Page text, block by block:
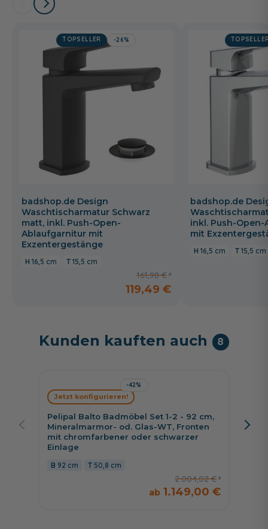
TOPSELLER -26%
badshop.de Design
Waschtischarmatur Schwarz
matt, inkl. Push-Open-
Ablaufgarnitur mit
Exzentergestänge
16,5 cm 15,5 cm
161,98 €
119,49 €
badshop.de
inkl. Push-
mit
16,5 cm 15,5 cm
Kunden kauften auch 8
-42%
Pelipal Balto Badmöbel Set 1-2 - 92 cm,
Mineralmarmor- od. Glas-WT, Fronten
mit chromfarbener oder schwarzer
Einlage
92 cm 50,8 cm
2.004,02 €
1.149,00 €
Jetzt konfigurieren!